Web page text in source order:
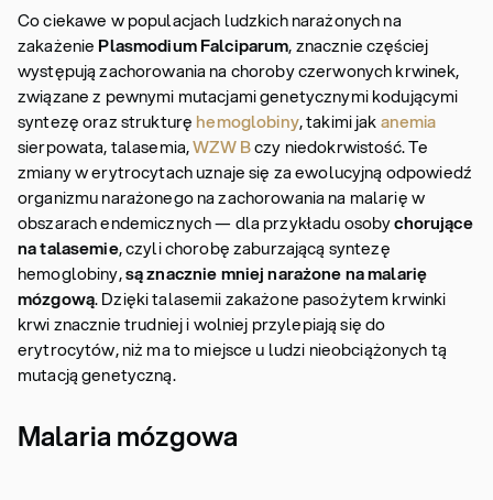
Co ciekawe w populacjach ludzkich narażonych na
zakażenie Plasmodium Falciparum, znacznie częściej
występują zachorowania na choroby czerwonych krwinek,
związane z pewnymi mutacjami genetycznymi kodującymi
syntezę oraz strukturę hemoglobiny, takimi jakanemia
sierpowata, talasemia,WZW Bczy niedokrwistość. Te
zmiany w erytrocytach uznaje się za ewolucyjną odpowiedź
organizmu narażonego na zachorowania na malarię w
obszarach endemicznych — dla przykładu osobychorujące
na talasemie, czyli chorobę zaburzającą syntezę
hemoglobiny,są znacznie mniej narażone na malarię
mózgową. Dzięki talasemii zakażone pasożytem krwinki
krwi znacznie trudniej i wolniej przylepiają się do
erytrocytów, niż ma to miejsce u ludzi nieobciążonych tą
mutacją genetyczną.
Malaria mózgowa